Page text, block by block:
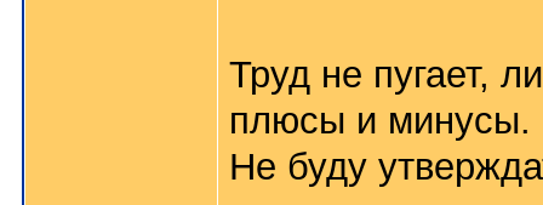
Труд не пугает,
плюсы и минусы.
Не буду